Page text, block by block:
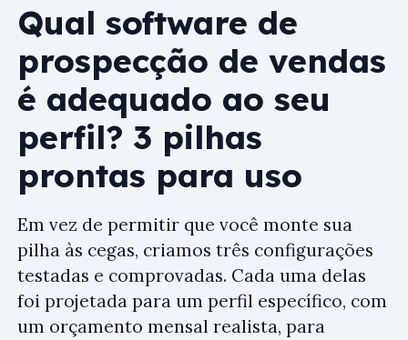
Qual software de
prospecção de vendas
é adequado ao seu
perfil? 3 pilhas
prontas para uso
Em vez de permitir que você monte sua
pilha às cegas, criamos três configurações
testadas e comprovadas. Cada uma delas
foi projetada para um perfil específico, com
um orçamento mensal realista, para